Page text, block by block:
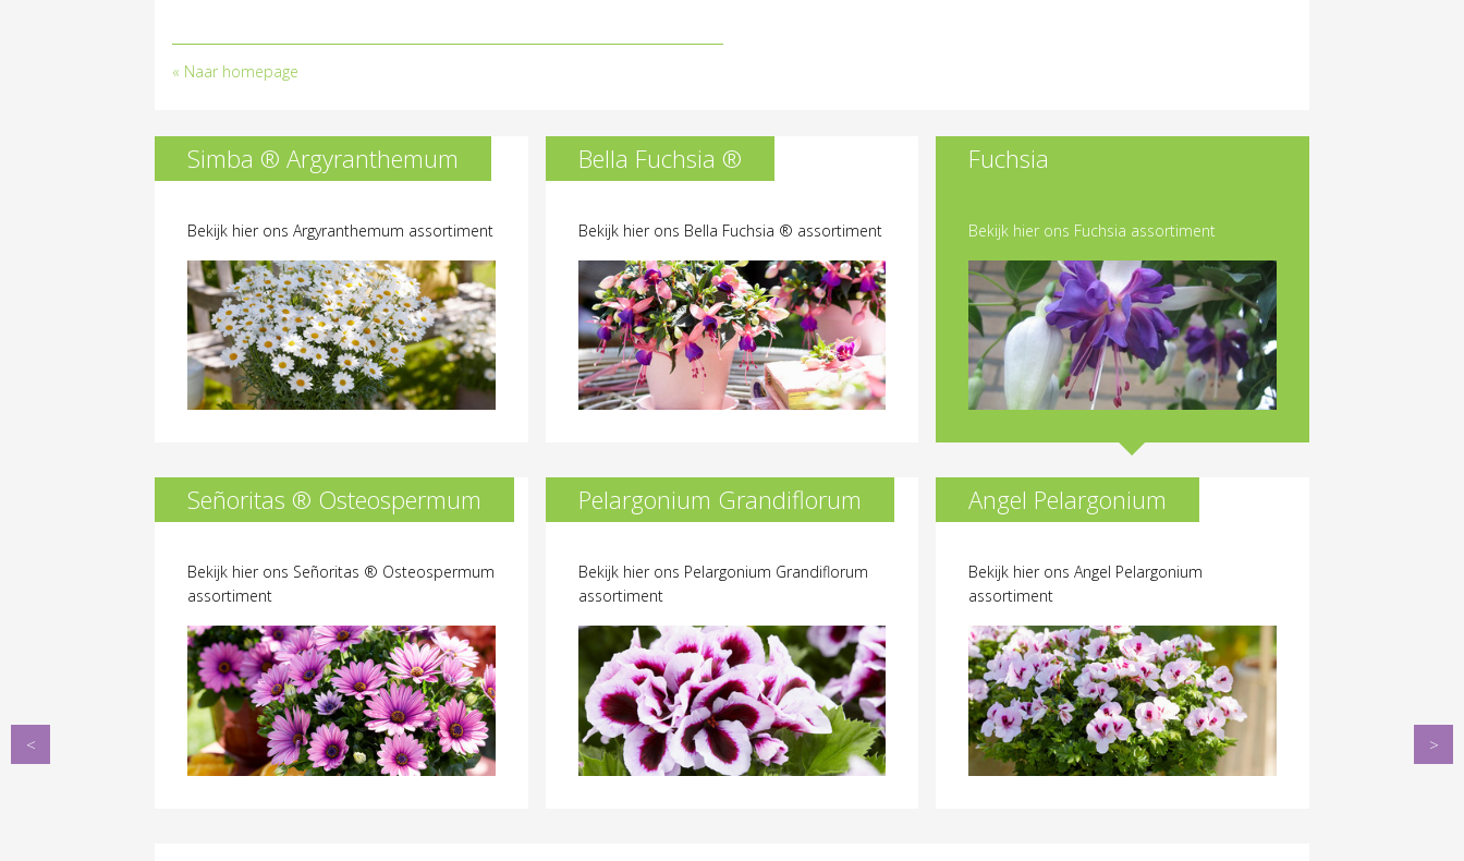
« Naar homepage
Simba ® Argyranthemum
Bekijk hier ons Argyranthemum assortiment
Bella Fuchsia ®
Bekijk hier ons Bella Fuchsia ® assortiment
Fuchsia
Bekijk hier ons Fuchsia assortiment
Señoritas ® Osteospermum
Bekijk hier ons Señoritas ® Osteospermum
assortiment
Pelargonium Grandiflorum
Bekijk hier ons Pelargonium Grandiflorum
assortiment
Angel Pelargonium
Bekijk hier ons Angel Pelargonium
assortiment